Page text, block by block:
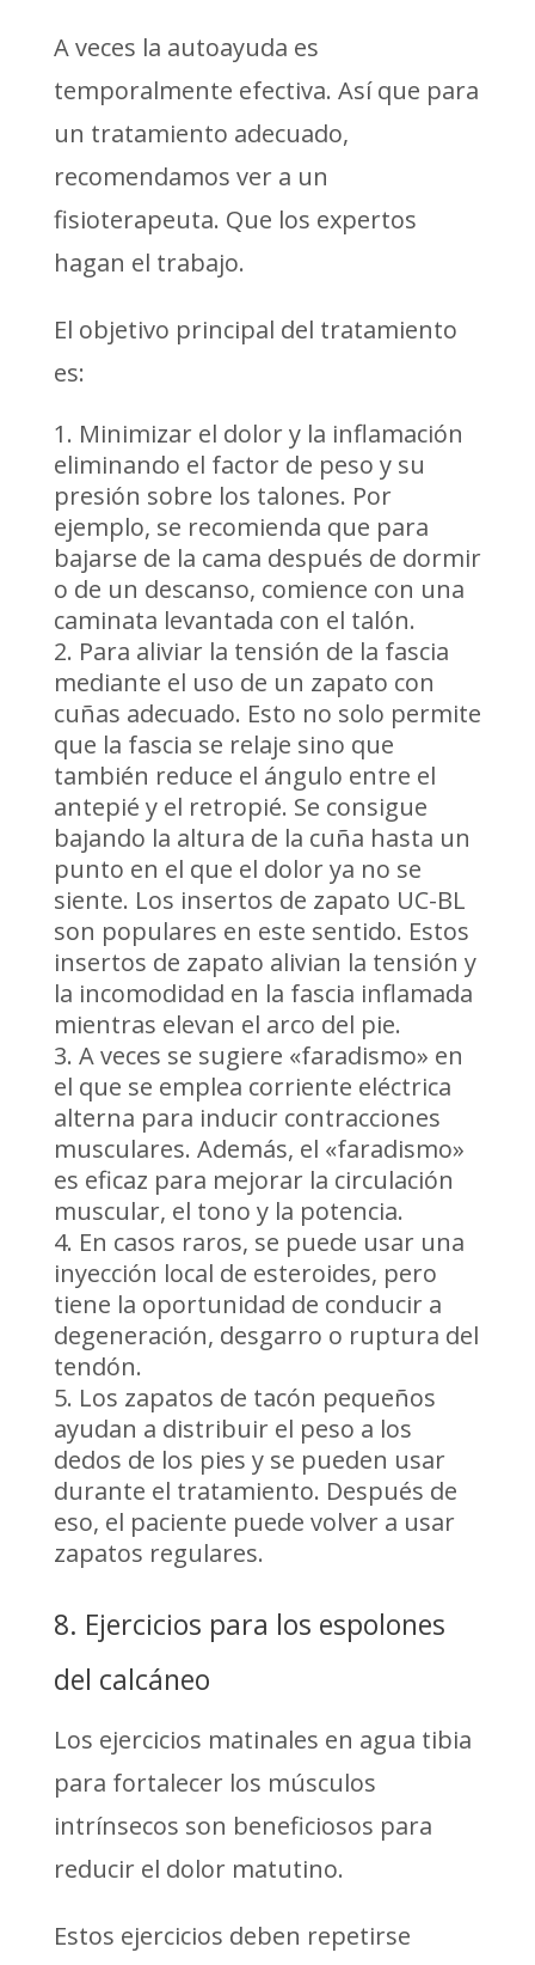
A veces la autoayuda es
temporalmente efectiva. Así que para
un tratamiento adecuado,
recomendamos ver a un
fisioterapeuta. Que los expertos
hagan el trabajo.
El objetivo principal del tratamiento
es:
Minimizar el dolor y la inflamación
eliminando el factor de peso y su
presión sobre los talones. Por
ejemplo, se recomienda que para
bajarse de la cama después de dormir
o de un descanso, comience con una
caminata levantada con el talón.
Para aliviar la tensión de la fascia
mediante el uso de un zapato con
cuñas adecuado. Esto no solo permite
que la fascia se relaje sino que
también reduce el ángulo entre el
antepié y el retropié. Se consigue
bajando la altura de la cuña hasta un
punto en el que el dolor ya no se
siente. Los insertos de zapato UC-BL
son populares en este sentido. Estos
insertos de zapato alivian la tensión y
la incomodidad en la fascia inflamada
mientras elevan el arco del pie.
A veces se sugiere «faradismo» en
el que se emplea corriente eléctrica
alterna para inducir contracciones
musculares. Además, el «faradismo»
es eficaz para mejorar la circulación
muscular, el tono y la potencia.
En casos raros, se puede usar una
inyección local de esteroides, pero
tiene la oportunidad de conducir a
degeneración, desgarro o ruptura del
tendón.
Los zapatos de tacón pequeños
ayudan a distribuir el peso a los
dedos de los pies y se pueden usar
durante el tratamiento. Después de
eso, el paciente puede volver a usar
zapatos regulares.
8. Ejercicios para los espolones
del calcáneo
Los ejercicios matinales en agua tibia
para fortalecer los músculos
intrínsecos son beneficiosos para
reducir el dolor matutino.
Estos ejercicios deben repetirse